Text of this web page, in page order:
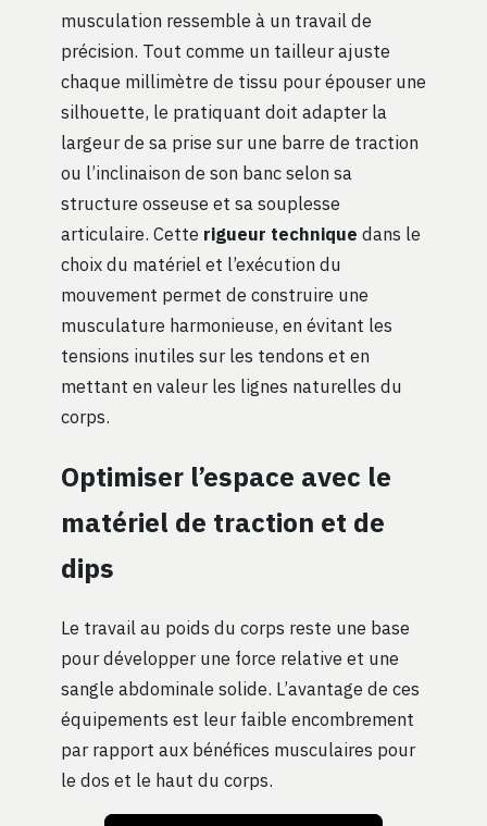
musculation ressemble à un travail de
précision. Tout comme un tailleur ajuste
chaque millimètre de tissu pour épouser une
silhouette, le pratiquant doit adapter la
largeur de sa prise sur une barre de traction
ou l’inclinaison de son banc selon sa
structure osseuse et sa souplesse
articulaire. Cette rigueur technique dans le
choix du matériel et l’exécution du
mouvement permet de construire une
musculature harmonieuse, en évitant les
tensions inutiles sur les tendons et en
mettant en valeur les lignes naturelles du
corps.
Optimiser l’espace avec le
matériel de traction et de
dips
Le travail au poids du corps reste une base
pour développer une force relative et une
sangle abdominale solide. L’avantage de ces
équipements est leur faible encombrement
par rapport aux bénéfices musculaires pour
le dos et le haut du corps.